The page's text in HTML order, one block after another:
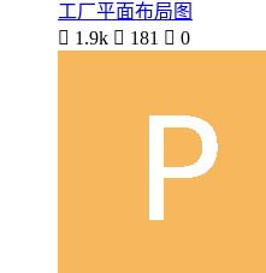
工厂平面布局图
 1.9k  181  0